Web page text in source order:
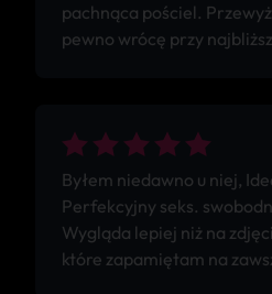
pachnąca pościel.
pewno wrócę przy
Byłem niedawno u niej,
Perfekcyjny seks.
Wygląda lepiej niż na
które zapamiętam na